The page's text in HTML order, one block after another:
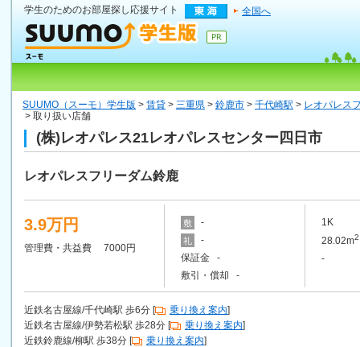
学生のためのお部屋探し応援サイト 全国へ
SUUMO（スーモ）学生版 > 賃貸 > 三重県 > 鈴鹿市 > 千代崎駅 > レオパレス
> 取り扱い店舗
(株)レオパレス21レオパレスセンター四日市
レオパレスフリーダム鈴鹿
3.9万円
管理費・共益費 7000円
敷 -
礼
-
保証金 -
敷引・償却 -
1K
28.02m2
-
近鉄名古屋線/千代崎駅 歩6分 [ 乗り換え案内]
近鉄名古屋線/伊勢若松駅 歩28分 [
乗り換え案内]
近鉄鈴鹿線/柳駅 歩38分 [
乗り換え案内]